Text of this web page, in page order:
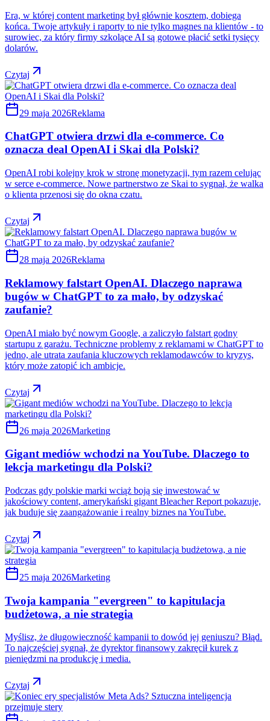
Era, w której content marketing był głównie kosztem, dobiega
końca. Twoje artykuły i raporty to nie tylko magnes na klientów - to
surowiec, za który firmy szkolące AI są gotowe płacić setki tysięcy
dolarów.
Czytaj
29 maja 2026Reklama
ChatGPT otwiera drzwi dla e-commerce. Co
oznacza deal OpenAI i Skai dla Polski?
OpenAI robi kolejny krok w stronę monetyzacji, tym razem celując
w serce e-commerce. Nowe partnerstwo ze Skai to sygnał, że walka
o klienta przenosi się do okna czatu.
Czytaj
28 maja 2026Reklama
Reklamowy falstart OpenAI. Dlaczego naprawa
bugów w ChatGPT to za mało, by odzyskać
zaufanie?
OpenAI miało być nowym Google, a zaliczyło falstart godny
startupu z garażu. Techniczne problemy z reklamami w ChatGPT to
jedno, ale utrata zaufania kluczowych reklamodawców to kryzys,
który może zatopić ich ambicje.
Czytaj
26 maja 2026Marketing
Gigant mediów wchodzi na YouTube. Dlaczego to
lekcja marketingu dla Polski?
Podczas gdy polskie marki wciąż boją się inwestować w
jakościowy content, amerykański gigant Bleacher Report pokazuje,
jak buduje się zaangażowanie i realny biznes na YouTube.
Czytaj
25 maja 2026Marketing
Twoja kampania "evergreen" to kapitulacja
budżetowa, a nie strategia
Myślisz, że długowieczność kampanii to dowód jej geniuszu? Błąd.
To najczęściej sygnał, że dyrektor finansowy zakręcił kurek z
pieniędzmi na produkcję i media.
Czytaj